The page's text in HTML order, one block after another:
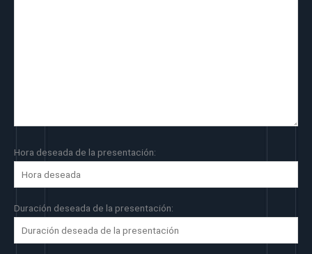
Hora deseada de la presentación:
Duración deseada de la presentación: